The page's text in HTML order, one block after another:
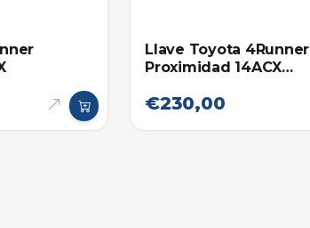
Llave Toyota 4Runner
Proximidad 14ACX
€230,00